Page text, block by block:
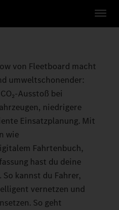
von Fleetboard macht
umweltschonender:
Ausstoß bei
niedrigere
Einsatzplanung. Mit
wie
Fahrtenbuch,
hast du deine
kannst du Fahrer,
vernetzen und
So geht